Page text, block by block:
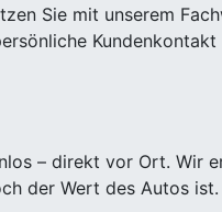
Sie mit unserem
– direkt vor Ort. Wir
der Wert des Autos ist.